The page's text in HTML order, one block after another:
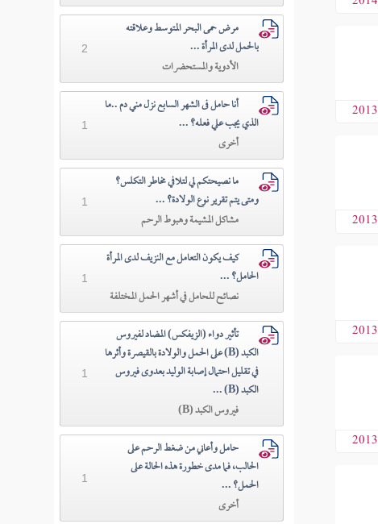
مرض حمى البحر المتوسط وعلاقته
بالحمل لدى المرأة ...
الأدوية والمستحضرات
2
أنا حامل فى الشهر السابع نزل مني دم ..ما
الذي يجب علي فعله؟ ...
أخرى
1
ما نصيحتكم لي لتلافي مخاطر التكلس؟
ومتى يتم تقرير نوع الولادة؟ ...
مشاكل المشيمة وهبوط الرحم
1
كيف يكون التعامل مع النزيف لدى المرأة
الحامل؟ ...
نصائح للحامل في أشهر الحمل المختلفة
1
تأثير دواء (الزيفكس) المضاد لفيروس
الكبد (B) على الحمل والولادة بالقيصرة وأثرها
في تقليل احتمال إصابة الوليد بعدوى فيروس
الكبد (B) ...
فيروس الكبد (B)
1
حامل وأعاني من ضغط الرحم على
الحالب، فما مدى خطورة هذه الحالة على
الحمل؟ ...
أخرى
1